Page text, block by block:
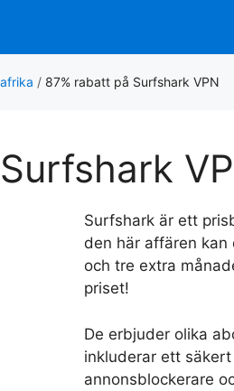
/ 87% rabatt på Surfshark VPN
Surfshark är ett
den här affären
och tre extra
priset!
De erbjuder olika
inkluderar ett säkert
annonsblockerare